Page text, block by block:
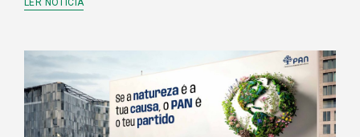
LER NOTÍCIA